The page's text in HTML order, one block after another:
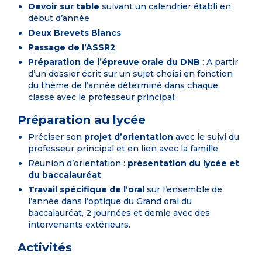
Devoir sur table suivant un calendrier établi en
début d’année
Deux Brevets Blancs
Passage de l’ASSR2
Préparation de l’épreuve orale du DNB : A partir
d’un dossier écrit sur un sujet choisi en fonction
du thème de l’année déterminé dans chaque
classe avec le professeur principal.
Préparation au lycée
Préciser son projet d’orientation avec le suivi du
professeur principal et en lien avec la famille
Réunion d’orientation : présentation du lycée et
du baccalauréat
Travail spécifique de l’oral sur l’ensemble de
l’année dans l’optique du Grand oral du
baccalauréat, 2 journées et demie avec des
intervenants extérieurs.
Activités